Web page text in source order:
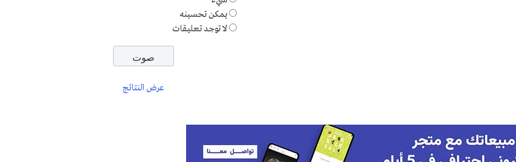
يمكن تحسينه
لا توجد تعليقات
عرض النتائج